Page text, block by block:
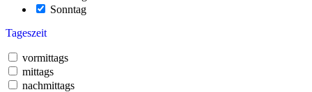
Sonntag
Tageszeit
vormittags
mittags
nachmittags